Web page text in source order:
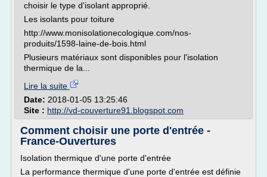
choisir le type d'isolant approprié.
Les isolants pour toiture
http://www.monisolationecologique.com/nos-
produits/1598-laine-de-bois.html
Plusieurs matériaux sont disponibles pour l'isolation
thermique de la...
Lire la suite
Date: 2018-01-05 13:25:46
Site : http://vd-couverture91.blogspot.com
Comment choisir une porte d'entrée -
France-Ouvertures
Isolation thermique d'une porte d'entrée
La performance thermique d'une porte d'entrée est définie